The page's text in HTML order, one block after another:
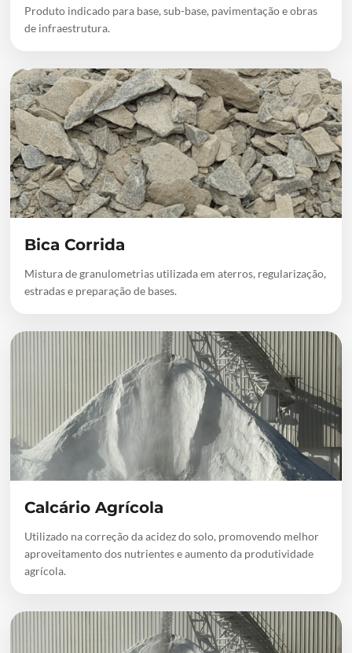
Produto indicado para base, sub-base, pavimentação e obras
de infraestrutura.
Bica Corrida
Mistura de granulometrias utilizada em aterros, regularização,
estradas e preparação de bases.
Calcário Agrícola
Utilizado na correção da acidez do solo, promovendo melhor
aproveitamento dos nutrientes e aumento da produtividade
agrícola.